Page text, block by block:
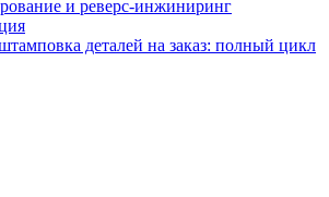
и реверс-инжиниринг
деталей на заказ: полный цикл